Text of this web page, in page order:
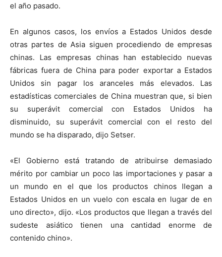
el año pasado.
En algunos casos, los envíos a Estados Unidos desde
otras partes de Asia siguen procediendo de empresas
chinas. Las empresas chinas han establecido nuevas
fábricas fuera de China para poder exportar a Estados
Unidos sin pagar los aranceles más elevados. Las
estadísticas comerciales de China muestran que, si bien
su superávit comercial con Estados Unidos ha
disminuido, su superávit comercial con el resto del
mundo se ha disparado, dijo Setser.
«El Gobierno está tratando de atribuirse demasiado
mérito por cambiar un poco las importaciones y pasar a
un mundo en el que los productos chinos llegan a
Estados Unidos en un vuelo con escala en lugar de en
uno directo», dijo. «Los productos que llegan a través del
sudeste asiático tienen una cantidad enorme de
contenido chino».